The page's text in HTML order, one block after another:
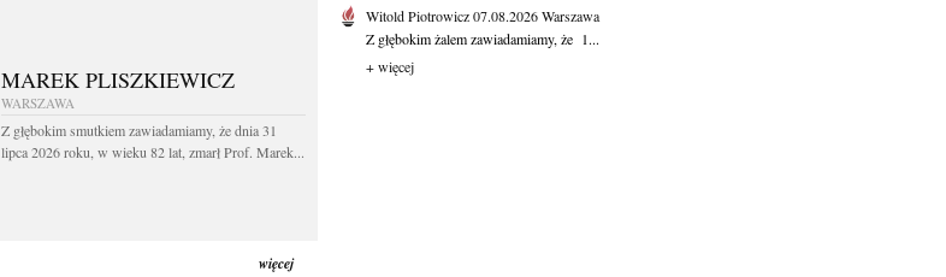
MAREK PLISZKIEWICZ
WARSZAWA
Z głębokim smutkiem zawiadamiamy, że dnia 31
lipca 2026 roku, w wieku 82 lat, zmarł Prof. Marek...
więcej
Witold Piotrowicz07.08.2026Warszawa
Z głębokim żalem zawiadamiamy, że 1...
+ więcej